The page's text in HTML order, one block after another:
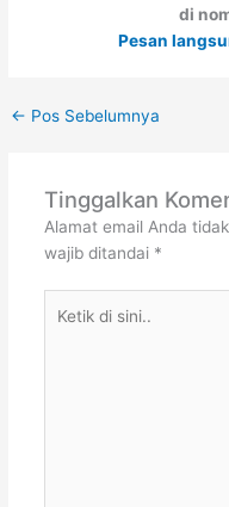
di
Pesan
← Pos Sebelumnya
Tinggalkan
Alamat email Anda
wajib ditandai *